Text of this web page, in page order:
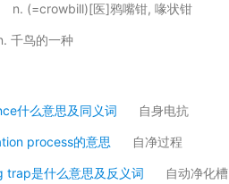
n. (=crowbill)[医]鸦嘴钳, 喙状钳
千鸟的一种
什么意思及同义词
自身电抗
process的意思 自净过程
trap是什么意思及反义词 自动净化槽